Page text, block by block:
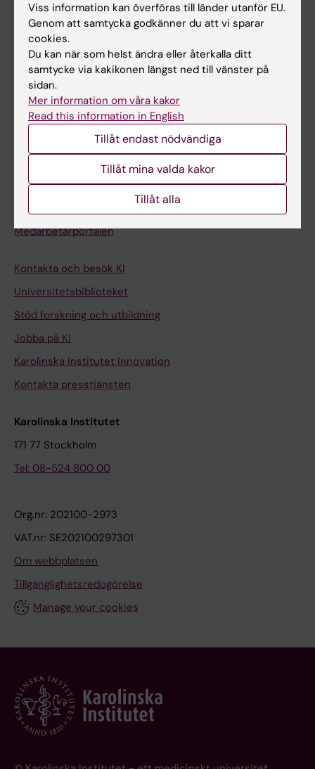
Student
Ladok
Canvas
Schema
Studentmejlen
Kurs- och programwebbar
Medarbetare
Medarbetarportalen
Kontakta och besök KI
Universitetsbiblioteket
Stöd forskning och utbildning
Jobba på KI
Karolinska Institutet Innovation
Kontakta presstjänsten
Karolinska Institutet
171 77 Stockholm
Tel: 08-524 800 00
Org.nr: 202100-2973
VAT.nr: SE202100297301
Om webbplatsen
Tillgänglighetsredogörelse
Manage your cookies
Viss information kan överföras till länder utanför EU.
Genom att samtycka godkänner du att vi sparar
cookies.
Du kan när som helst ändra eller återkalla ditt
samtycke via kakikonen längst ned till vänster på
sidan.
Mer information om våra kakor
Read this information in English
Tillåt endast nödvändiga
Tillåt mina valda kakor
Tillåt alla